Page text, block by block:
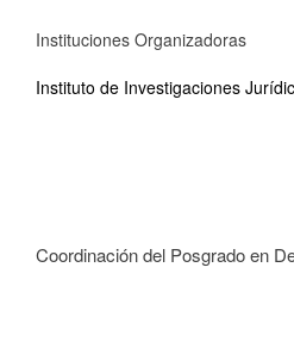
Instituciones Organizadoras
Instituto de Investigaciones
Coordinación del Posgrado en